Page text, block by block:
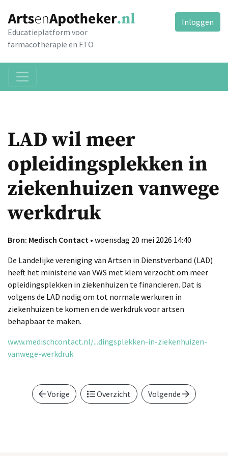
Educatieplatform voor
farmacotherapie en FTO
Inloggen
LAD wil meer
opleidingsplekken in
ziekenhuizen vanwege
werkdruk
Bron: Medisch Contact • woensdag 20 mei 2026 14:40
De Landelijke vereniging van Artsen in Dienstverband (LAD)
heeft het ministerie van VWS met klem verzocht om meer
opleidingsplekken in ziekenhuizen te financieren. Dat is
volgens de LAD nodig om tot normale werkuren in
ziekenhuizen te komen en de werkdruk voor artsen
behapbaar te maken.
www.medischcontact.nl/...dingsplekken-in-ziekenhuizen-
vanwege-werkdruk
Vorige Overzicht Volgende